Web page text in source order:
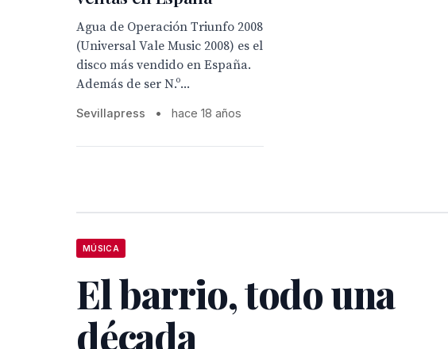
Agua de Operación Triunfo 2008
(Universal Vale Music 2008) es el
disco más vendido en España.
Además de ser N.º...
Sevillapress • hace 18 años
MÚSICA
El barrio, todo una
década